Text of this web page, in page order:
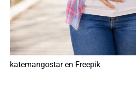
katemangostar en Freepik